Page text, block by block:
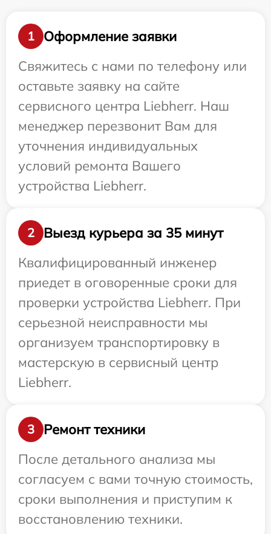
1
Оформление заявки
Свяжитесь с нами по телефону или
оставьте заявку на сайте
сервисного центра Liebherr. Наш
менеджер перезвонит Вам для
уточнения индивидуальных
условий ремонта Вашего
устройства Liebherr.
2
Выезд курьера за 35 минут
Квалифицированный инженер
приедет в оговоренные сроки для
проверки устройства Liebherr. При
серьезной неисправности мы
организуем транспортировку в
мастерскую в сервисный центр
Liebherr.
3
Ремонт техники
После детального анализа мы
согласуем с вами точную стоимость,
сроки выполнения и приступим к
восстановлению техники.